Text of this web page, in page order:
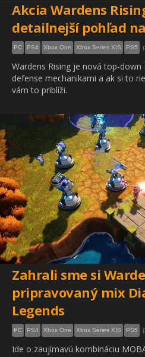
Akcia Wardens
detailnejší pohľad
PC PS4 Xbox One Xbox Series X|S PS5
Wardens Rising je nová top-down
defense mechanikami a ak si to
vám to priblíži.
Zahrali sme si
pripravovaný mix
Legends
PC PS4 Xbox One Xbox Series X|S PS5
Ide o zaujímavú kombináciu